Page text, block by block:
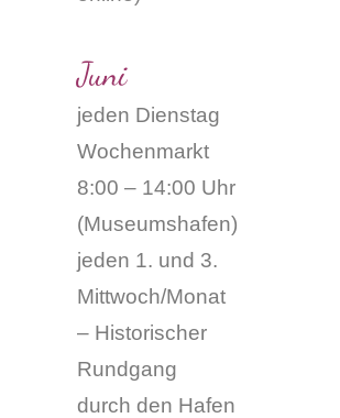
Juni
jeden Dienstag
Wochenmarkt
8:00 – 14:00 Uhr
(Museumshafen)
jeden 1. und 3.
Mittwoch/Monat
– Historischer
Rundgang
durch den Hafen